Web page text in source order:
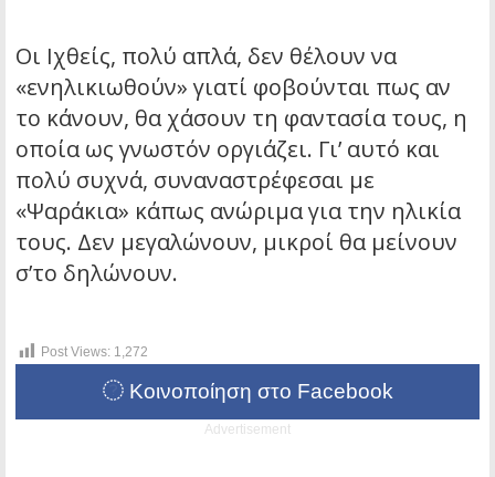
Οι Ιχθείς, πολύ απλά, δεν θέλουν να
«ενηλικιωθούν» γιατί φοβούνται πως αν
το κάνουν, θα χάσουν τη φαντασία τους, η
οποία ως γνωστόν οργιάζει. Γι’ αυτό και
πολύ συχνά, συναναστρέφεσαι με
«Ψαράκια» κάπως ανώριμα για την ηλικία
τους. Δεν μεγαλώνουν, μικροί θα μείνουν
σ’το δηλώνουν.
Post Views: 1,272
Κοινοποίηση στο Facebook
Advertisement